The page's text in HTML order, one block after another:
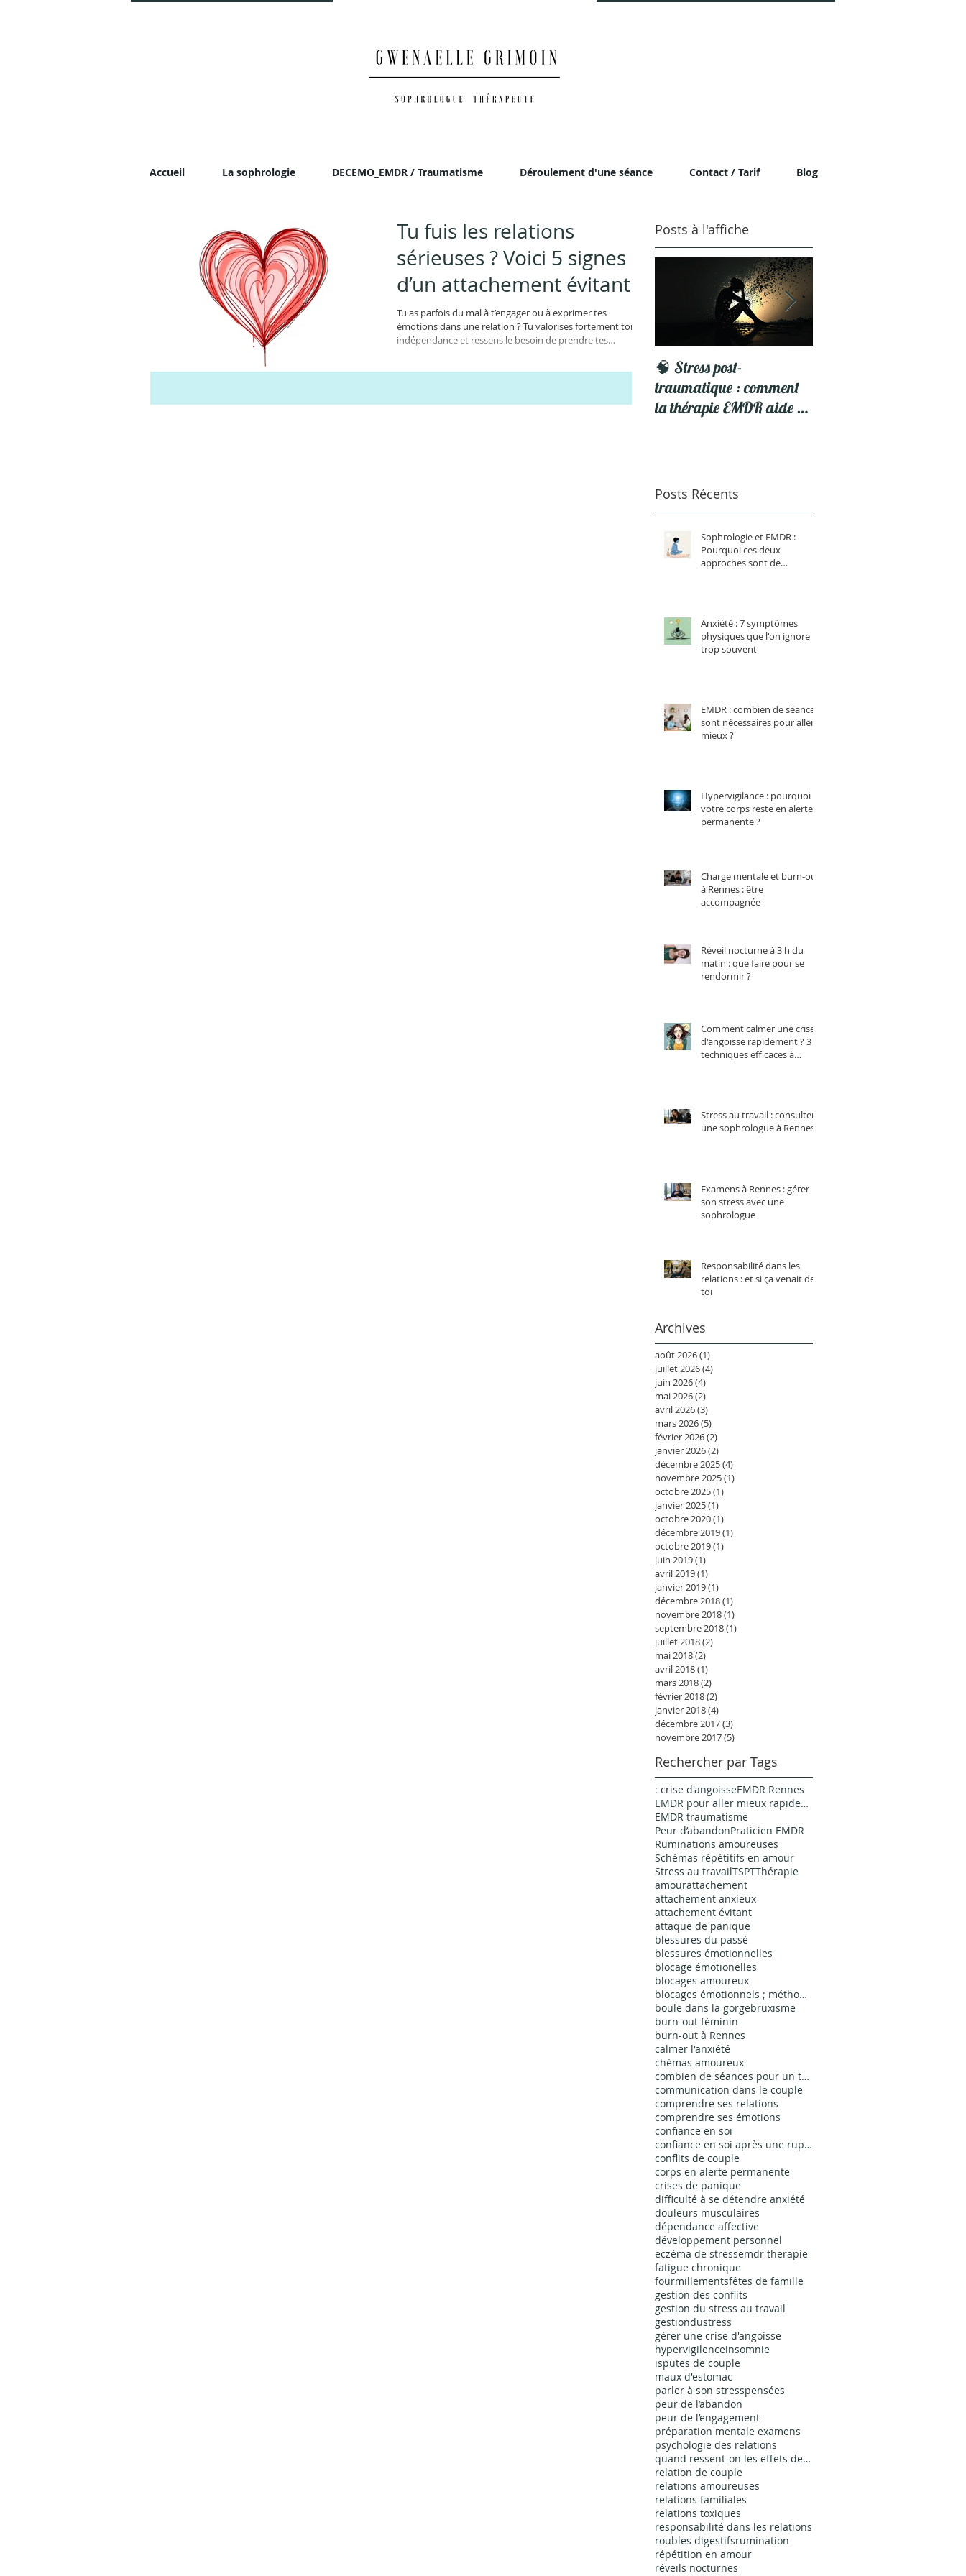
Accueil La sophrologie DECEMO_EMDR / Traumatisme Déroulement d'une séance Contact / Tarif Blog
Tu fuis les relations
sérieuses ? Voici 5 signes
d’un attachement évitant à
connaître
Tu as parfois du mal à t’engager ou à exprimer tes
émotions dans une relation ? Tu valorises fortement ton
indépendance et ressens le besoin de prendre tes
Posts à l'affiche
🧠 Stress post-
traumatique : comment
la thérapie EMDR aide à
Posts Récents
Sophrologie et EMDR :
Pourquoi ces deux
approches sont de
Anxiété : 7 symptômes
physiques que l'on ignore
trop souvent
EMDR : combien de séances
sont nécessaires pour aller
mieux ?
Hypervigilance : pourquoi
votre corps reste en alerte
permanente ?
Charge mentale et burn-out
à Rennes : être
accompagnée
Réveil nocturne à 3 h du
matin : que faire pour se
rendormir ?
Comment calmer une crise
d'angoisse rapidement ? 3
techniques efficaces à
Stress au travail : consulter
une sophrologue à Rennes
Examens à Rennes : gérer
son stress avec une
sophrologue
Responsabilité dans les
relations : et si ça venait de
toi
Archives
août 2026(1)
juillet 2026(4)
juin 2026(4)
mai 2026(2)
avril 2026(3)
mars 2026(5)
février 2026(2)
janvier 2026(2)
décembre 2025(4)
novembre 2025(1)
octobre 2025(1)
janvier 2025(1)
octobre 2020(1)
décembre 2019(1)
octobre 2019(1)
juin 2019(1)
avril 2019(1)
janvier 2019(1)
décembre 2018(1)
novembre 2018(1)
septembre 2018(1)
juillet 2018(2)
mai 2018(2)
avril 2018(1)
mars 2018(2)
février 2018(2)
janvier 2018(4)
décembre 2017(3)
novembre 2017(5)
Rechercher par Tags
: crise d'angoisseEMDR Rennes
EMDR pour aller mieux rapidement
EMDR traumatisme
Peur d’abandonPraticien EMDR
Ruminations amoureuses
Schémas répétitifs en amour
Stress au travailTSPTThérapie
amourattachement
attachement anxieux
attachement évitant
attaque de panique
blessures du passé
blessures émotionnelles
blocage émotionelles
blocages amoureux
blocages émotionnels ; méthode EMDR bienfaits ; thérapie EMDR
boule dans la gorgebruxisme
burn-out féminin
burn-out à Rennes
calmer l'anxiété
chémas amoureux
combien de séances pour un traumatisme simple
communication dans le couple
comprendre ses relations
comprendre ses émotions
confiance en soi
confiance en soi après une rupture
conflits de couple
corps en alerte permanente
crises de panique
difficulté à se détendre anxiété
douleurs musculaires
dépendance affective
développement personnel
eczéma de stressemdr therapie
fatigue chronique
fourmillementsfêtes de famille
gestion des conflits
gestion du stress au travail
gestiondustress
gérer une crise d'angoisse
hypervigilenceinsomnie
isputes de couple
maux d'estomac
parler à son stresspensées
peur de l’abandon
peur de l’engagement
préparation mentale examens
psychologie des relations
quand ressent-on les effets de l'EMDR
relation de couple
relations amoureuses
relations familiales
relations toxiques
responsabilité dans les relations
roubles digestifsrumination
répétition en amour
réveils nocturnes